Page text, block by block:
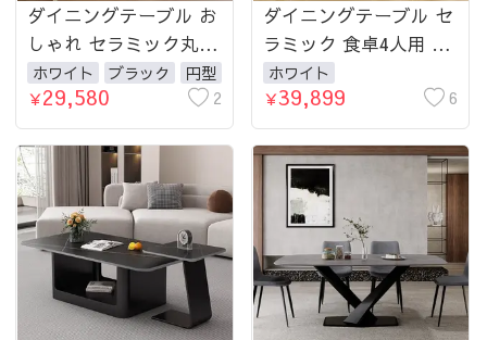
ダイニングテーブル お
しゃれ セラミック丸
円卓 大理石風 食卓テ
ーブル ラウンドテーブ
ル 2人4人6人用 カフェ
スタイル
ホワイト ブラック
円型
￥29,580 2
ダイニングテーブル セ
ラミック 食卓4人用 6
人用 4人 ホワイト 幅
120 130 140 160 180cm
おしゃれ ダイニング
ホワイト
￥39,899 6